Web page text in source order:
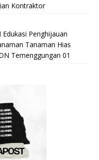
Kontraktor
Penghijauan
Tanaman Hias
Temenggungan 01